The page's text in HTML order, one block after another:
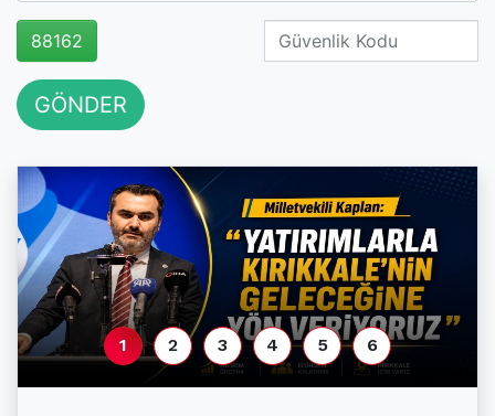
88162
GÖNDER
1 2 3 4 5 6